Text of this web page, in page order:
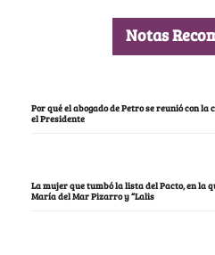
Notas
Por qué el abogado de Petro se reunió con
el Presidente
La mujer que tumbó la lista del Pacto, en la
María del Mar Pizarro y “Lalis